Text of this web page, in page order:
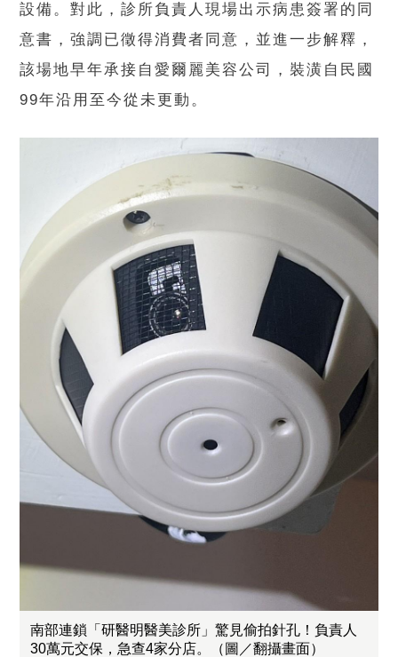
設備。對此，診所負責人現場出示病患簽署的同
意書，強調已徵得消費者同意，並進一步解釋，
該場地早年承接自愛爾麗美容公司，裝潢自民國
99年沿用至今從未更動。
南部連鎖「研醫明醫美診所」驚見偷拍針孔！負責人
30萬元交保，急查4家分店。（圖／翻攝畫面）